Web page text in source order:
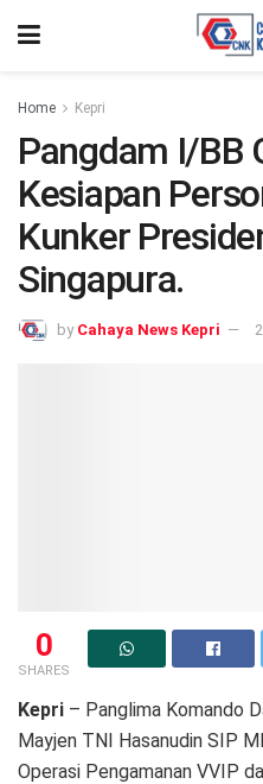
Home Kepri
Pangdam I/BB
Kesiapan
Kunker
Singapura.
by Cahaya News Kepri
0
SHARES
Kepri – Panglima Komando
Mayjen TNI Hasanudin SIP
Operasi Pengamanan VVIP